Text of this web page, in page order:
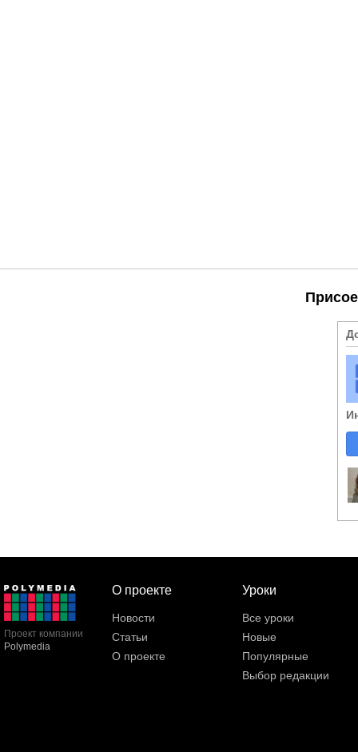
Проект компании
Polymedia
О проекте
Новости
Статьи
О проекте
Уроки
Все уроки
Новые
Популярные
Выбор редакции